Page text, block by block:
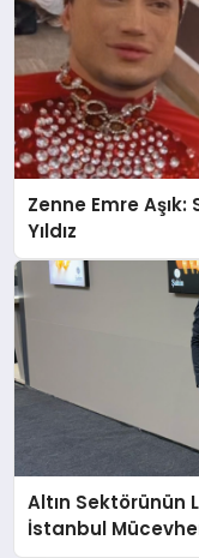
Zenne Emre
Yıldız
Altın Sektörünün
İstanbul Mücevher